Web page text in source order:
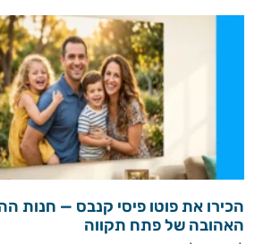
הכירו את פוטו פיסי קנבס — חנות
האהובה של פתח תקווה